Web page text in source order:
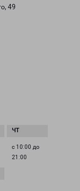
49
с 10:00 до
21:00